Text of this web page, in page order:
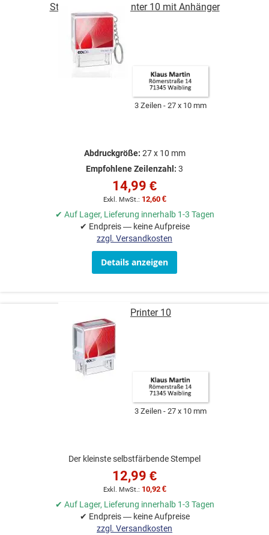
Stempel COLOP Printer 10 mit Anhänger
3 Zeilen 27 x 10 mm
Abdruckgröße: 27 x 10 mm
Empfohlene Zeilenzahl: 3
14,99 €
12,60 €
✔ Auf Lager, Lieferung innerhalb 1-3 Tagen
✔ Endpreis — keine Aufpreise
zzgl. Versandkosten
Details anzeigen
COLOP Printer 10
3 Zeilen 27 x 10 mm
Der kleinste selbstfärbende Stempel
12,99 €
10,92 €
✔ Auf Lager, Lieferung innerhalb 1-3 Tagen
✔ Endpreis — keine Aufpreise
zzgl. Versandkosten